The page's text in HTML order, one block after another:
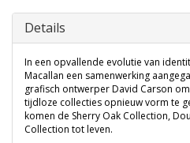
Details
In een opvallende evolutie van
Macallan een samenwerking
grafisch ontwerper David Carson
tijdloze collecties opnieuw vorm te
komen de Sherry Oak Collection,
Collection tot leven.